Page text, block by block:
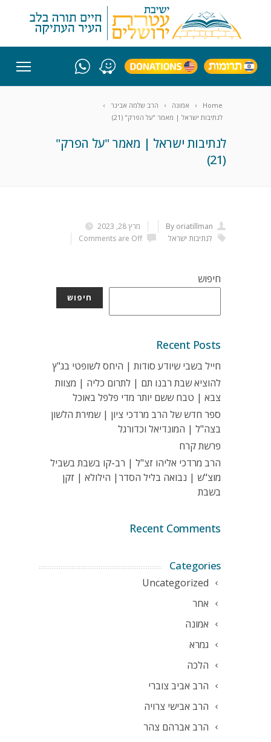
Home אמונה
הרב שלמה אבינר
לנתיבות ישראל | מאמר "על הפרק" (21)
לנתיבות ישראל | מאמר "על הפרק"
(21)
מרץ 28, 2023
By oriatillman
Comments are Off
לנתיבות ישראל
חיפוש
חיפוש
Recent Posts
חייל בשבי שיודע סודות | היחס לשופטי בג"ץ
להוציא שבת רבנו תם | לתרום כליה | מצוות
צבא | טבח ששם יותר מדי פלפל באוכל
ספר חדש של הרב מרדכי ציון | שמירת הלשון
בצה"ל | המונדיאל וכדורגל
פרשת קרח
הרב מרדכי אליהו זצ"ל | רב-קו בשבת בשביל
מוצ"ש | נבואה בליל הסדר| הילולא | זקן
בשבת
Recent Comments
Categories
Uncategorized
אחר
אמונה
גמרא
הלכה
הרב אביב צוברי
הרב אבישי צרויה
הרב אברהם צהר